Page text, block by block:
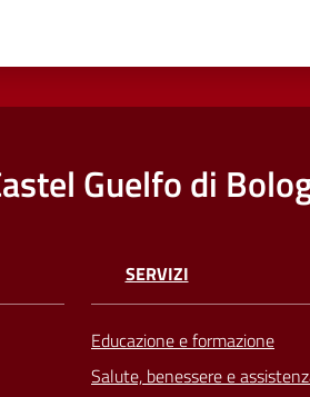
Guelfo di
SERVIZI
Educazione e formazione
Salute, benessere e